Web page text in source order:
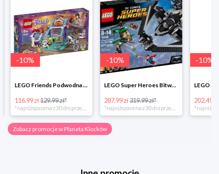
-10%
LEGO Friends Podwodna Frajda w super cenie
116.99 zł129.99 zł*
*najniższa cena z 30 dni przed obniżką
10%
LEGO Super Heroes Bitwa powietrzna w super cenie
287.99 zł319.99 zł*
*najniższa cena z 30 dni przed obniżką
10%
202.49 zł
Zobacz promocje w Planeta Klocków